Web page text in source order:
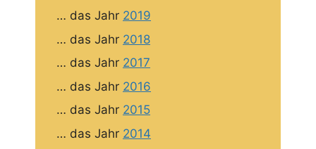
… das Jahr 2019
… das Jahr 2018
… das Jahr 2017
… das Jahr 2016
… das Jahr 2015
… das Jahr 2014